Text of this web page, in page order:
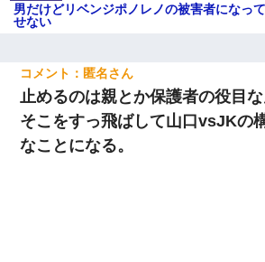
男だけどリベンジポノレノの被害者になっ
せない
匿名
止めるのは親とか保護者の役目な
そこをすっ飛ばして山口vsJKの
なことになる。